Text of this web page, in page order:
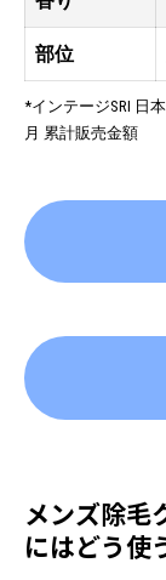
部位
*インテージSRI 日
月 累計販売金額
メンズ除毛
にはどう使